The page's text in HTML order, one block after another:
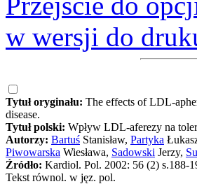
w wersji do
Tytuł oryginału: The effects of LDL-
disease.
Tytuł polski: Wpływ LDL-aferezy na
Autorzy: Bartuś Stanisław, Partyka
Piwowarska Wiesława, Sadowski Jerzy,
Źródło: Kardiol. Pol. 2002: 56 (2) s.188-
Tekst równol. w jęz. pol.